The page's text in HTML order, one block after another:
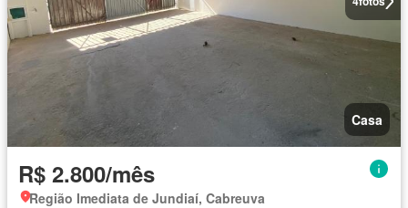
Casa
R$ 2.800/mês
Região Imediata de Jundiaí, Cabreuva